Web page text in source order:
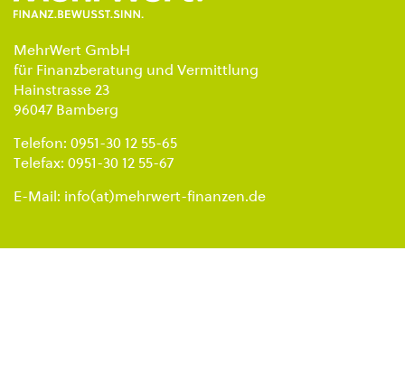
MehrWert GmbH
für Finanzberatung und Vermittlung
Hainstrasse 23
96047 Bamberg
Telefon: 0951-30 12 55-65
Telefax: 0951-30 12 55-67
E-Mail: info(at)mehrwert-finanzen.de